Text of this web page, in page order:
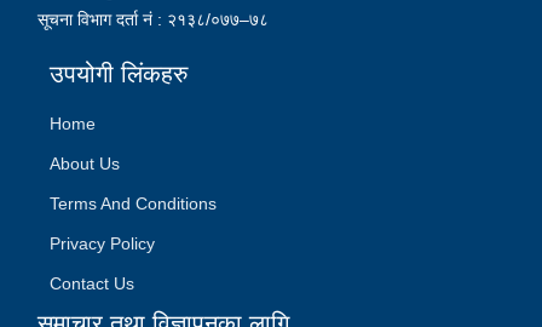
सूचना विभाग दर्ता नं : २१३८/०७७–७८
उपयोगी लिंकहरु
Home
About Us
Terms And Conditions
Privacy Policy
Contact Us